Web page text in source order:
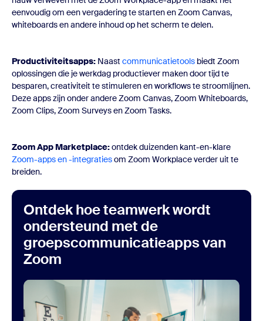
eenvoudig om een vergadering te starten en Zoom Canvas,
whiteboards en andere inhoud op het scherm te delen.
Productiviteitsapps: Naast communicatietools biedt Zoom
oplossingen die je werkdag productiever maken door tijd te
besparen, creativiteit te stimuleren en workflows te stroomlijnen.
Deze apps zijn onder andere Zoom Canvas, Zoom Whiteboards,
Zoom Clips, Zoom Surveys en Zoom Tasks.
Zoom App Marketplace:ontdek duizenden kant-en-klare
Zoom-apps en -integratiesom Zoom Workplace verder uit te
breiden.
Ontdek hoe teamwerk wordt
ondersteund met de
groepscommunicatieapps van
Zoom